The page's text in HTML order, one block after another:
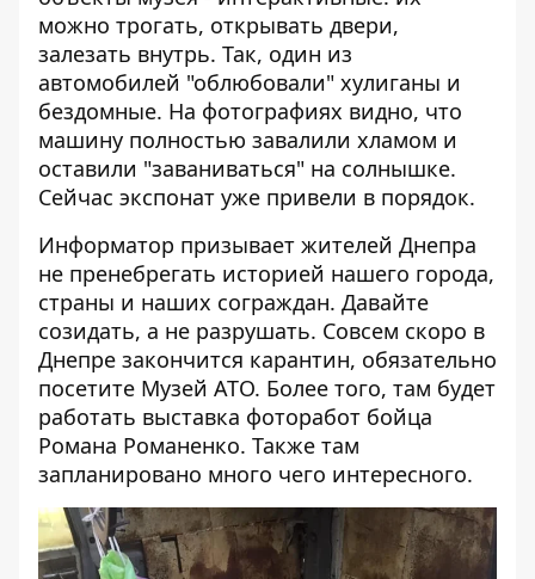
можно трогать, открывать двери,
залезать внутрь. Так, один из
автомобилей "облюбовали" хулиганы и
бездомные. На фотографиях видно, что
машину полностью завалили хламом и
оставили "заваниваться" на солнышке.
Сейчас экспонат уже привели в порядок.
Информатор призывает жителей Днепра
не пренебрегать историей нашего города,
страны и наших сограждан. Давайте
созидать, а не разрушать. Совсем скоро в
Днепре закончится карантин, обязательно
посетите Музей АТО. Более того, там будет
работать выставка фоторабот бойца
Романа Романенко. Также там
запланировано много чего интересного.